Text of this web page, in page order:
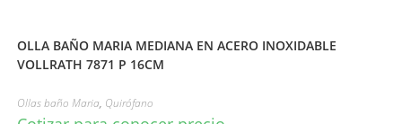
OLLA BAÑO MARIA MEDIANA EN ACERO INOXIDABLE
VOLLRATH 7871 P 16CM
Ollas baño Maria, Quirófano